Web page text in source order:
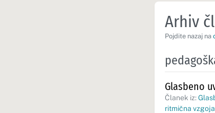
Arhiv
Pojdite nazaj na
Glasbeno
Članek iz:
ritmična vzgoja